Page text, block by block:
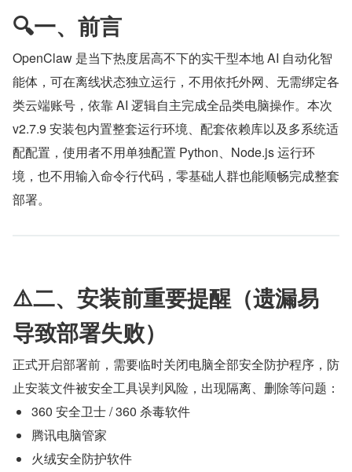
🔍一、前言
OpenClaw 是当下热度居高不下的实干型本地 AI 自动化智
能体，可在离线状态独立运行，不用依托外网、无需绑定各
类云端账号，依靠 AI 逻辑自主完成全品类电脑操作。本次
v2.7.9 安装包内置整套运行环境、配套依赖库以及多系统适
配配置，使用者不用单独配置 Python、Node.js 运行环
境，也不用输入命令行代码，零基础人群也能顺畅完成整套
部署。
⚠️二、安装前重要提醒（遗漏易
导致部署失败）
正式开启部署前，需要临时关闭电脑全部安全防护程序，防
止安装文件被安全工具误判风险，出现隔离、删除等问题：
360 安全卫士 / 360 杀毒软件
腾讯电脑管家
火绒安全防护软件